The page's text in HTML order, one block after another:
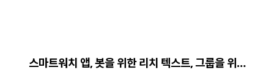
스마트워치 앱, 봇을 위한 리치 텍스트, 그룹을 위…